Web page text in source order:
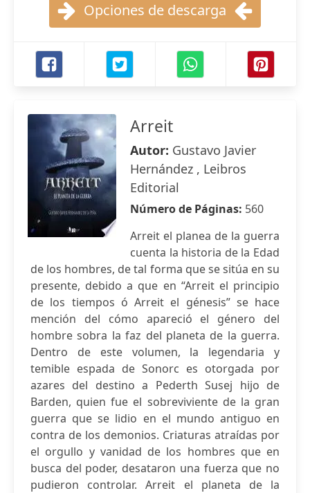
Opciones de descarga
Arreit
Autor: Gustavo Javier
Hernández , Leibros
Editorial
Número de Páginas: 560
Arreit el planea de la guerra
cuenta la historia de la Edad
de los hombres, de tal forma que se sitúa en su
presente, debido a que en “Arreit el principio
de los tiempos ó Arreit el génesis” se hace
mención del cómo apareció el género del
hombre sobra la faz del planeta de la guerra.
Dentro de este volumen, la legendaria y
temible espada de Sonorc es otorgada por
azares del destino a Pederth Susej hijo de
Barden, quien fue el sobreviviente de la gran
guerra que se lidio en el mundo antiguo en
contra de los demonios. Criaturas atraídas por
el orgullo y vanidad de los hombres que en
busca del poder, desataron una fuerza que no
pudieron controlar. Arreit el planeta de la